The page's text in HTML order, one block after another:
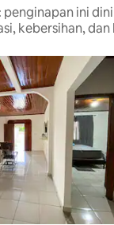
penginapan ini
kebersihan, dan